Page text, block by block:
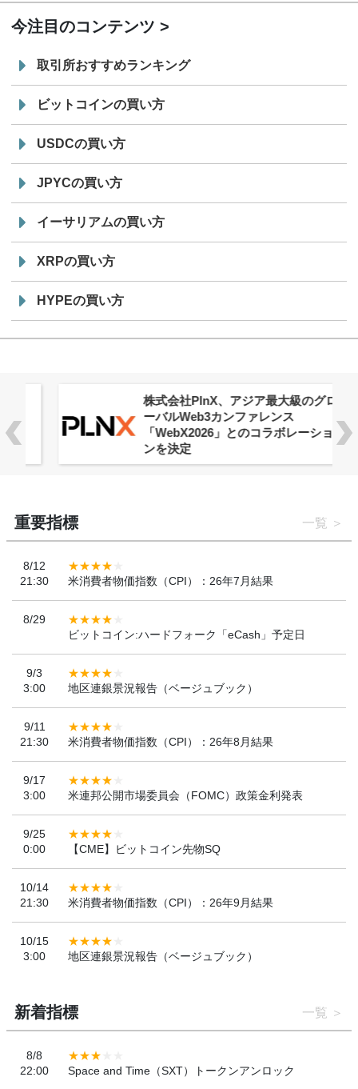
今注目のコンテンツ
取引所おすすめランキング
ビットコインの買い方
USDCの買い方
JPYCの買い方
イーサリアムの買い方
XRPの買い方
HYPEの買い方
株式会社PlnX、アジア最大級のグロ
ーバルWeb3カンファレンス
「WebX2026」とのコラボレーショ
ンを決定
重要指標 一覧
8/12
21:30
米消費者物価指数（CPI）：26年7月結果
8/29
ビットコイン:ハードフォーク「eCash」予定日
9/3
3:00
地区連銀景況報告（ベージュブック）
9/11
21:30
米消費者物価指数（CPI）：26年8月結果
9/17
3:00
米連邦公開市場委員会（FOMC）政策金利発表
9/25
0:00
【CME】ビットコイン先物SQ
10/14
21:30
米消費者物価指数（CPI）：26年9月結果
10/15
3:00
地区連銀景況報告（ベージュブック）
新着指標 一覧
8/8
22:00
Space and Time（SXT）トークンアンロック